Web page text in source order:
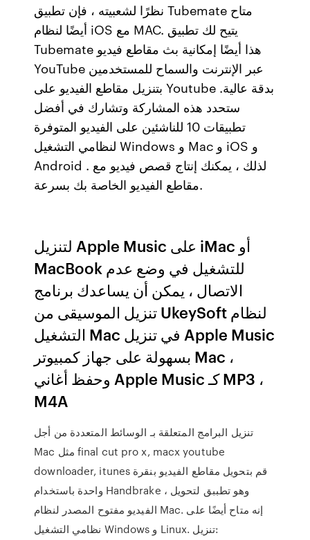
نظرًا لشعبيته ، فإن تطبيق Tubemate متاح
أيضًا لنظام iOS مع MAC. يتيح لك تطبيق
Tubemate هذا أيضًا إمكانية بث مقاطع فيديو
YouTube عبر الإنترنت والسماح للمستخدمين
بتنزيل مقاطع الفيديو على Youtube بدقة عالية.
ستحدد هذه المشاركة وتشارك في أفضل
تطبيقات 10 للناشئين على الفيديو المتوفرة
لنظامي التشغيل Windows و Mac و iOS و
Android . لذلك ، يمكنك إنتاج قصص فيديو مع
مقاطع الفيديو الخاصة بك بسرعة.
لتنزيل Apple Music على iMac أو
MacBook للتشغيل في وضع عدم
الاتصال ، يمكن أن يساعدك برنامج
تنزيل الموسيقى من UkeySoft لنظام
التشغيل Mac في تنزيل Apple Music
بسهولة على جهاز كمبيوتر Mac ،
وحفظ أغاني Apple Music كـ MP3 ،
M4A
تنزيل البرامج المتعلقة بـ الوسائط المتعددة من أجل
Mac مثل final cut pro x, macx youtube
downloader, itunes قم بتحويل مقاطع الفيديو بنقرة
واحدة باستخدام Handbrake ، وهو تطببق لتحويل
الفيديو مفتوح المصدر لنظام Mac. إنه متاح أيضًا على
نظامي التشغيل Windows و Linux. تنزيل: